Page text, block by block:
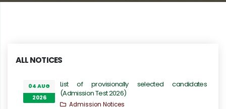
ALL NOTICES
04 AUG
2026
List of provisionally selected candidates
(Admission Test 2026)
Admission Notices